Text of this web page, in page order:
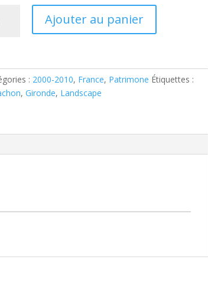
Ajouter au panier
: 2000-2010, France, Patrimone Étiquettes :
,Gironde, Landscape